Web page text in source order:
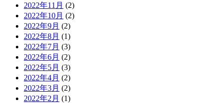
2022年11月 (2)
2022年10月 (2)
2022年9月 (2)
2022年8月 (1)
2022年7月 (3)
2022年6月 (2)
2022年5月 (3)
2022年4月 (2)
2022年3月 (2)
2022年2月 (1)